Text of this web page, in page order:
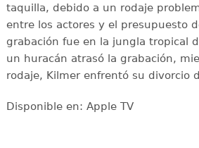
taquilla, debido a un rodaje
entre los actores y el presupuesto
grabación fue en la jungla tropical
un huracán atrasó la grabación,
rodaje, Kilmer enfrentó su divorcio
Disponible en: Apple TV